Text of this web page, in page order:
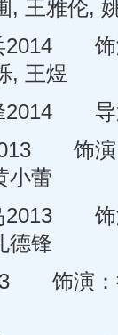
, 王雅伦,
饰演
, 王煜
导演
饰演：
小蕾
饰演
德锋
演：徐